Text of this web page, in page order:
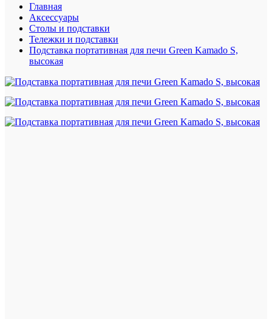
Главная
Аксессуары
Столы и подставки
Тележки и подставки
Подставка портативная для печи Green Kamado S,
высокая